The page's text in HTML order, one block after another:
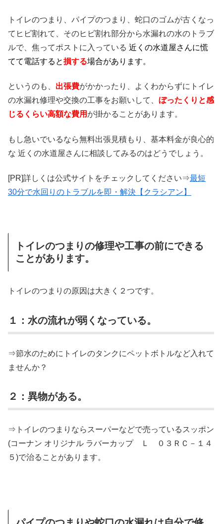
トイレのつまり、パイプのつまり、蛇口のゴムが古くなっ
てヒビ割れて、そのヒビ割れ部分から水漏れの水のトラブ
ルで、焦ってポストに入っている 近くの水道屋さんに慌
てて電話すると損する場合があります。
というのも、 出張費がかかったり、よくわからずにトイレ
の水漏れ修理や交換の工事をお願いして、 ぼったくりと感
じるくらい高額な費用 が掛かることがあります。
もし急いでいるなら無料出張見積もり、基本料金が良心的
な 近くの水道屋さんに相談してみるのはどうでしょう。
[PR]詳しくは公式サイトをチェックしてください⇒最短
30分で水回りのトラブルを即・解決【クラシアン】
トイレのつまりの修理や工事の前にできる
ことがあります。
トイレのつまりの原因は大きく２つです。
１：水の流れが弱くなっている。
⇒節水のためにトイレのタンクにペットボトルなど入れて
ませんか？
２：異物がある。
⇒トイレのつまりならスーパーなどで売っているスッポン
(コーナン オリジナル ラバーカップ Ｌ ０３ＲＣ－１４
５)で治ることがあります。